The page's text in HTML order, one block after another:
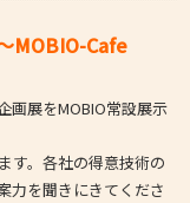
MOBIO-Cafe
画展をMOBIO常設展示
す。各社の得意技術の
力を聞きにきてくださ